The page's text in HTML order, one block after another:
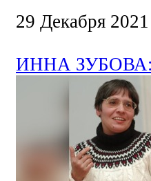
29 Декабря 2021
ИННА ЗУБОВА: